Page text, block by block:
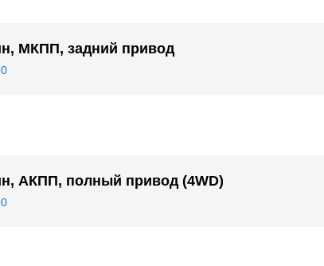
МКПП, задний привод
АКПП, полный привод (4WD)